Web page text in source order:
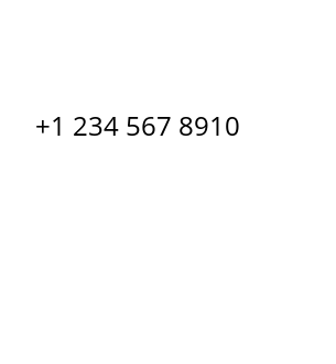
+1 234 567 8910